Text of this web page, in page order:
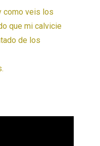
como veis los
que mi calvicie
de los